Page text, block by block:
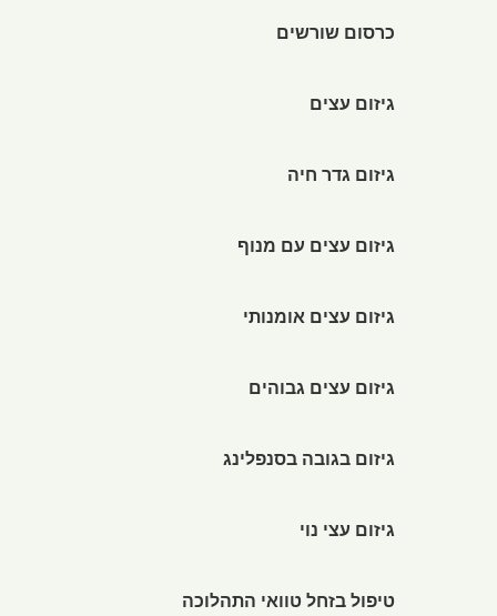
כרסום שורשים
גיזום עצים
גיזום גדר חיה
גיזום עצים עם מנוף
גיזום עצים אומנותי
גיזום עצים גבוהים
גיזום בגובה בסנפלינג
גיזום עצי נוי
טיפול בזחל טוואי התהלוכה